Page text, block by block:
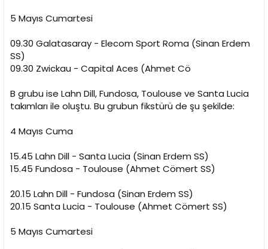
5 Mayıs Cumartesi
09.30 Galatasaray - Elecom Sport Roma (Sinan Erdem
SS)
09.30 Zwickau - Capital Aces (Ahmet Cö
B grubu ise Lahn Dill, Fundosa, Toulouse ve Santa Lucia
takımları ile oluştu. Bu grubun fikstürü de şu şekilde:
4 Mayıs Cuma
15.45 Lahn Dill - Santa Lucia (Sinan Erdem SS)
15.45 Fundosa - Toulouse (Ahmet Cömert SS)
20.15 Lahn Dill - Fundosa (Sinan Erdem SS)
20.15 Santa Lucia - Toulouse (Ahmet Cömert SS)
5 Mayıs Cumartesi